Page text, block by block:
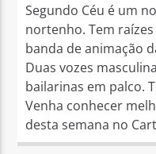
Segundo Céu é um
nortenho. Tem
banda de animação
Duas vozes
bailarinas em palco.
Venha conhecer
desta semana no